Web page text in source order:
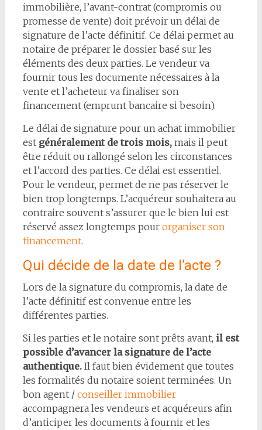
immobilière, l’avant-contrat (compromis ou
promesse de vente) doit prévoir un délai de
signature de l’acte définitif. Ce délai permet au
notaire de préparer le dossier basé sur les
éléments des deux parties. Le vendeur va
fournir tous les documente nécessaires à la
vente et l’acheteur va finaliser son
financement (emprunt bancaire si besoin).
Le délai de signature pour un achat immobilier
est généralement de trois mois,mais il peut
être réduit ou rallongé selon les circonstances
et l’accord des parties. Ce délai est essentiel.
Pour le vendeur, permet de ne pas réserver le
bien trop longtemps. L’acquéreur souhaitera au
contraire souvent s’assurer que le bien lui est
réservé assez longtemps pour organiser son
financement.
Qui décide de la date de l’acte ?
Lors de la signature du compromis, la date de
l’acte définitif est convenue entre les
différentes parties.
Si les parties et le notaire sont prêts avant, il est
possible d’avancer la signature de l’acte
authentique.Il faut bien évidement que toutes
les formalités du notaire soient terminées. Un
bon agent / conseiller immobilier
accompagnera les vendeurs et acquéreurs afin
d’anticiper les documents à fournir et les